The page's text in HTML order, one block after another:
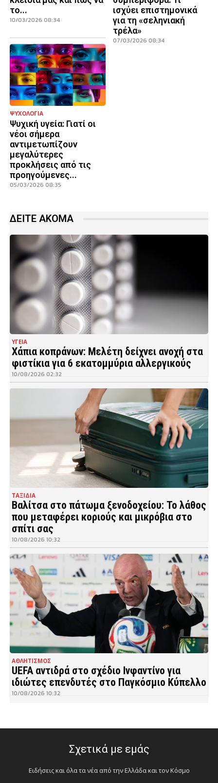
το...
10/03/2026 08:34
ισχύει επιστημονικά
για τη «σεληνιακή
τρέλα»
07/03/2026 08:34
ΨΥΧΟΛΟΓΙΑ
Ψυχική υγεία: Γιατί οι
νέοι σήμερα
αντιμετωπίζουν
μεγαλύτερες
προκλήσεις από τις
προηγούμενες...
05/03/2026 08:35
ΔΕΙΤΕ ΑΚΟΜΑ
ΥΓΕΙΑ
Χάπια κοπράνων: Μελέτη δείχνει ανοχή στα
φιστίκια για 6 εκατομμύρια αλλεργικούς
10/08/2026 02:32
ΤΑΞΙΔΙΑ
Βαλίτσα στο πάτωμα ξενοδοχείου: Το λάθος
που μεταφέρει κοριούς και μικρόβια στο
σπίτι σας
10/08/2026 10:32
ΑΘΛΗΤΙΣΜΟΣ
UEFA αντιδρά στο σχέδιο Ινφαντίνο για
ιδιώτες επενδυτές στο Παγκόσμιο Κύπελλο
10/08/2026 10:32
Σχετικά με εμάς
Ειδήσεις και όλα τα νέα από την Ελλάδα και τον Κόσμο